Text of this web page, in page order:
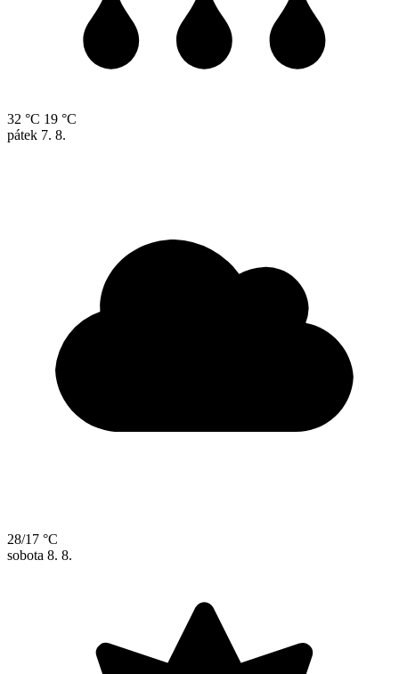
32 °C 19 °C
pátek 7. 8.
28/17 °C
sobota 8. 8.